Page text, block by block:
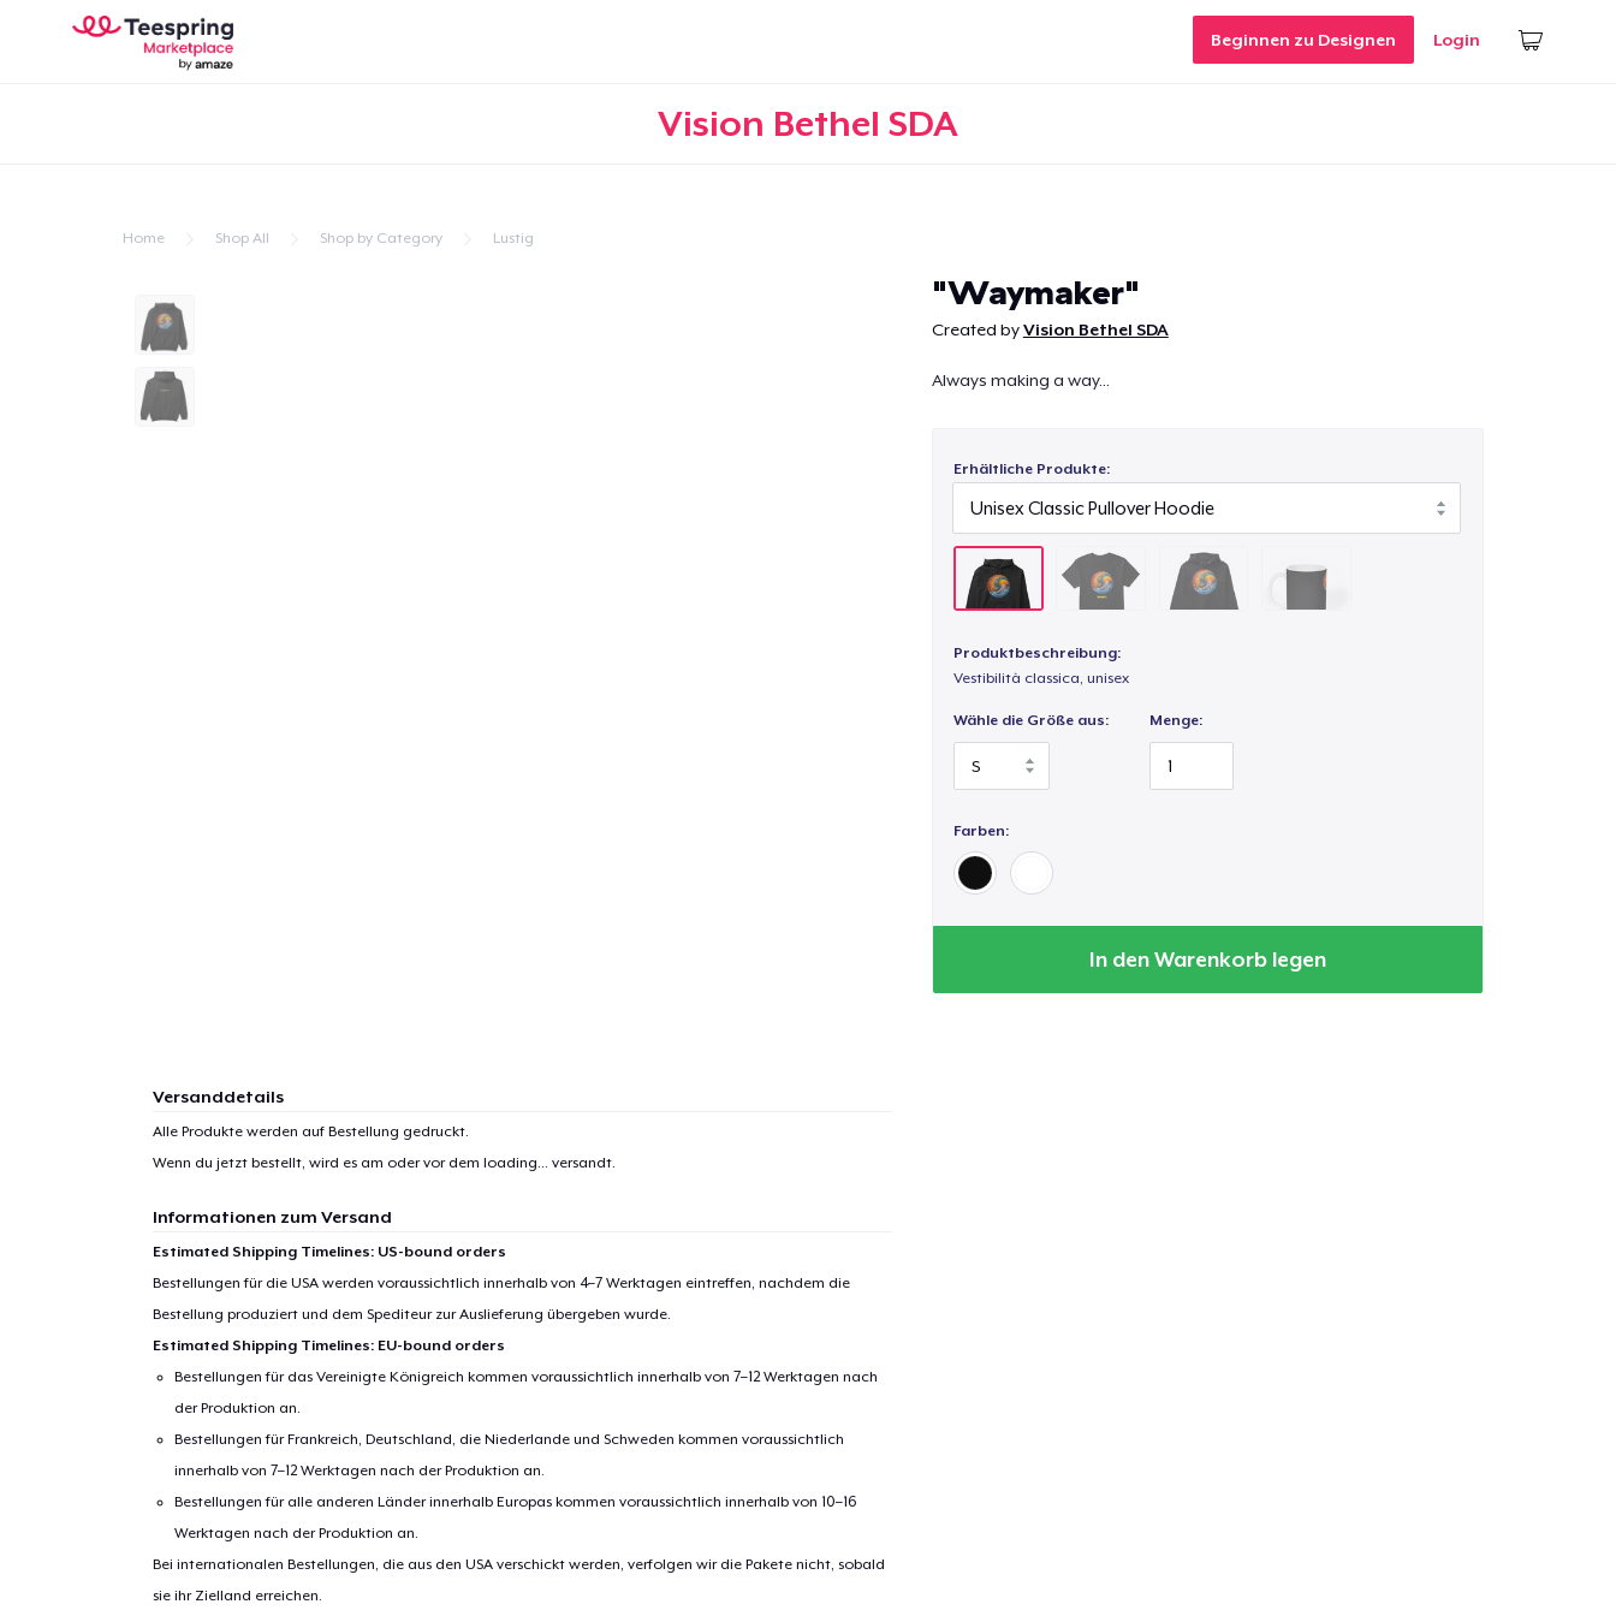
Beginnen zu Designen Login
Vision Bethel SDA
Home Shop All Shop by Category Lustig
"Waymaker"
Created byVision Bethel SDA
Always making a way...
Erhältliche Produkte:
Produktbeschreibung:
Vestibilità classica, unisex
Wähle die Größe aus: Menge:
Farben:
In den Warenkorb legen
Versanddetails
Alle Produkte werden auf Bestellung gedruckt.
Wenn du jetzt bestellt, wird es am oder vor dem loading... versandt.
Informationen zum Versand
Estimated Shipping Timelines: US-bound orders
Bestellungen für die USA werden voraussichtlich innerhalb von 4–7 Werktagen eintreffen, nachdem die
Bestellung produziert und dem Spediteur zur Auslieferung übergeben wurde.
Estimated Shipping Timelines: EU-bound orders
Bestellungen für das Vereinigte Königreich kommen voraussichtlich innerhalb von 7–12 Werktagen nach
der Produktion an.
Bestellungen für Frankreich, Deutschland, die Niederlande und Schweden kommen voraussichtlich
innerhalb von 7–12 Werktagen nach der Produktion an.
Bestellungen für alle anderen Länder innerhalb Europas kommen voraussichtlich innerhalb von 10–16
Werktagen nach der Produktion an.
Bei internationalen Bestellungen, die aus den USA verschickt werden, verfolgen wir die Pakete nicht, sobald
sie ihr Zielland erreichen.
1Artikel wurde zum
hinzugefügt
Zur Kasse gehen
Unisex Classic Pullover Hoodie
Unisex Premium Pullover Hoodie